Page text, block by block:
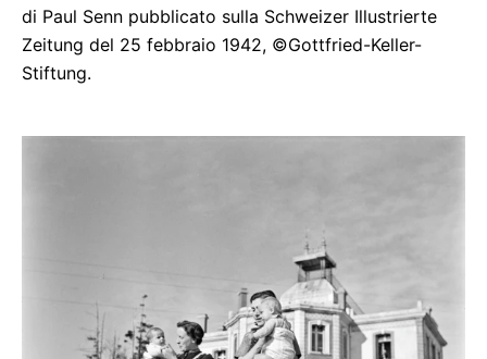
di Paul Senn pubblicato sulla Schweizer Illustrierte
Zeitung del 25 febbraio 1942, ©Gottfried-Keller-
Stiftung.